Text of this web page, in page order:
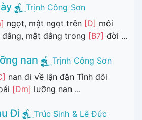
Trịnh Công Sơn
ngọt, mật ngọt trên [D] môi
đắng, mật đắng trong [B7] đời ...
nan
Trịnh Công Sơn
nan đi về lận đận Tình đôi
[Dm] lưỡng nan ...
Đi
Trúc Sinh & Lê Đức